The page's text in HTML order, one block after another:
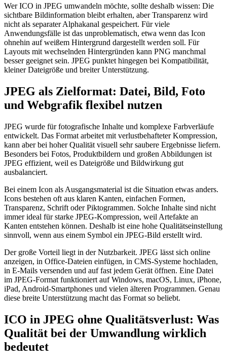
Wer ICO in JPEG umwandeln möchte, sollte deshalb wissen: Die
sichtbare Bildinformation bleibt erhalten, aber Transparenz wird
nicht als separater Alphakanal gespeichert. Für viele
Anwendungsfälle ist das unproblematisch, etwa wenn das Icon
ohnehin auf weißem Hintergrund dargestellt werden soll. Für
Layouts mit wechselnden Hintergründen kann PNG manchmal
besser geeignet sein. JPEG punktet hingegen bei Kompatibilität,
kleiner Dateigröße und breiter Unterstützung.
JPEG als Zielformat: Datei, Bild, Foto
und Webgrafik flexibel nutzen
JPEG wurde für fotografische Inhalte und komplexe Farbverläufe
entwickelt. Das Format arbeitet mit verlustbehafteter Kompression,
kann aber bei hoher Qualität visuell sehr saubere Ergebnisse liefern.
Besonders bei Fotos, Produktbildern und großen Abbildungen ist
JPEG effizient, weil es Dateigröße und Bildwirkung gut
ausbalanciert.
Bei einem Icon als Ausgangsmaterial ist die Situation etwas anders.
Icons bestehen oft aus klaren Kanten, einfachen Formen,
Transparenz, Schrift oder Piktogrammen. Solche Inhalte sind nicht
immer ideal für starke JPEG-Kompression, weil Artefakte an
Kanten entstehen können. Deshalb ist eine hohe Qualitätseinstellung
sinnvoll, wenn aus einem Symbol ein JPEG-Bild erstellt wird.
Der große Vorteil liegt in der Nutzbarkeit. JPEG lässt sich online
anzeigen, in Office-Dateien einfügen, in CMS-Systeme hochladen,
in E-Mails versenden und auf fast jedem Gerät öffnen. Eine Datei
im JPEG-Format funktioniert auf Windows, macOS, Linux, iPhone,
iPad, Android-Smartphones und vielen älteren Programmen. Genau
diese breite Unterstützung macht das Format so beliebt.
ICO in JPEG ohne Qualitätsverlust: Was
Qualität bei der Umwandlung wirklich
bedeutet